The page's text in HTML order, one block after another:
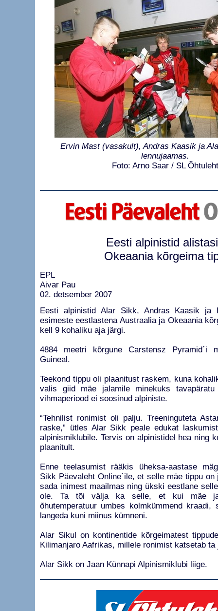
Ervin Mast (vasakult), Andras Kaasik ja
lennujaamas.
Foto: Arno Saar / SL Õhtuleht
Eesti alpinistid
Okeaania kõrgeima
EPL
Aivar Pau
02. detsember 2007
Eesti alpinistid Alar Sikk, Andras Kaasik ja
esimeste eestlastena Austraalia ja Okeaania
kell 9 kohaliku aja järgi.
4884 meetri kõrgune Carstensz Pyramid´i
Guineal.
Teekond tippu oli plaanitust raskem, kuna
valis giid mäe jalamile minekuks tavapäratu
vihmaperiood ei soosinud alpiniste.
“Tehnilist ronimist oli palju. Treeninguteta
raske,” ütles Alar Sikk peale edukat
alpinismiklubile. Tervis on alpinistidel hea ning
plaanitult.
Enne teelasumist rääkis üheksa-aastase
Sikk Päevaleht Online`ile, et selle mäe tippu on
sada inimest maailmas ning ükski eestlane
ole. Ta tõi välja ka selle, et kui mäe
õhutemperatuur umbes kolmkümmend
langeda kuni miinus kümneni.
Alar Sikul on kontinentide kõrgeimatest
Kilimanjaro Aafrikas, millele ronimist katsetab ta
Alar Sikk on Jaan Künnapi Alpinismiklubi liige.